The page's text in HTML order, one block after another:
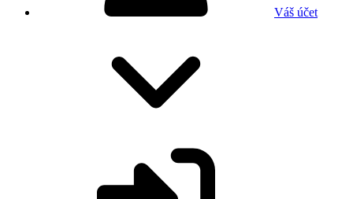
Váš účet